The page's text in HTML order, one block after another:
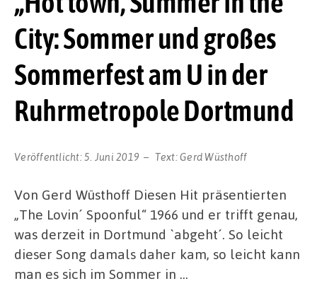
City: Sommer und großes
Sommerfest am U in der
Ruhrmetropole Dortmund
Veröffentlicht:5. Juni 2019 Text:Gerd Wüsthoff
Von Gerd Wüsthoff Diesen Hit präsentierten
„The Lovin´ Spoonful“ 1966 und er trifft genau,
was derzeit in Dortmund `abgeht´. So leicht
dieser Song damals daher kam, so leicht kann
man es sich im Sommer in …